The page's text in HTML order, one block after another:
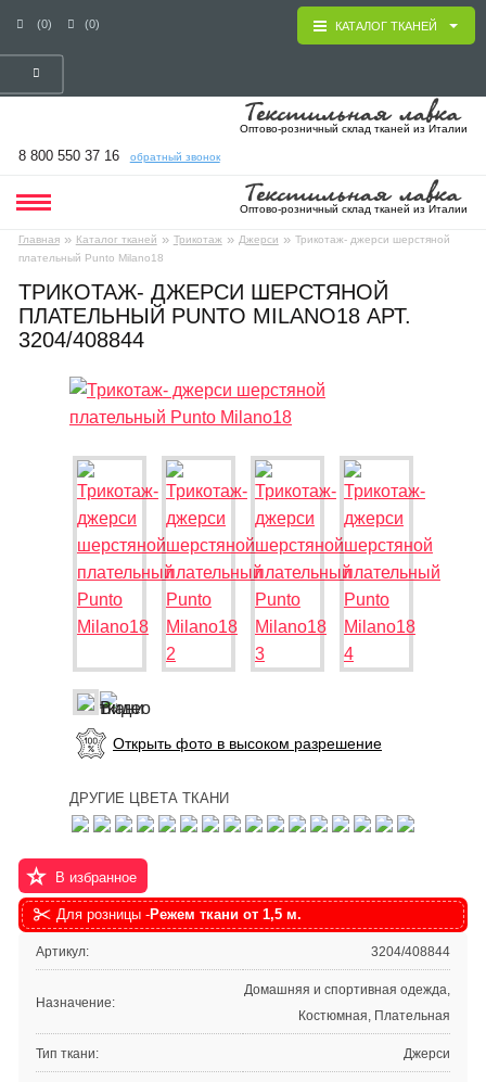
(0) (0)
Оптово-розничный склад тканей из Италии
8 800 550 37 16 обратный звонок
Оптово-розничный склад тканей из Италии
Главная » Каталог тканей » Трикотаж » Джерси » Трикотаж- джерси шерстяной
плательный Punto Milano18
КАТАЛОГ ТКАНЕЙ
ТРИКОТАЖ- ДЖЕРСИ ШЕРСТЯНОЙ
ПЛАТЕЛЬНЫЙ PUNTO MILANO18 АРТ.
3204/408844
Открыть фото в высоком разрешение
ДРУГИЕ ЦВЕТА ТКАНИ
В избранное
Для розницы -Режем ткани от 1,5 м.
Артикул: 3204/408844
Назначение:
Домашняя и спортивная одежда,
Костюмная, Плательная
Тип ткани: Джерси